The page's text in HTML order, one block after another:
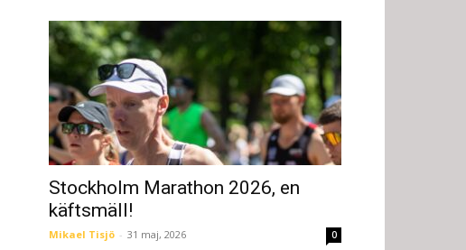
Stockholm Marathon 2026, en
käftsmäll!
Mikael Tisjö - 31 maj, 2026 0